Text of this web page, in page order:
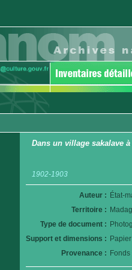
Dans un village sakalave
1902-1903
Auteur : État-
Territoire :
Type de document :
Support et dimensions :
Provenance :